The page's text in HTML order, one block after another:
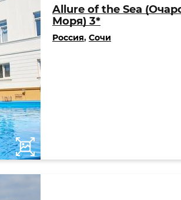
Allure of the Sea
Моря) 3*
Россия, Сочи